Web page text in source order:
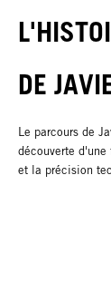
DE
Le parcours de
découverte
et la précision